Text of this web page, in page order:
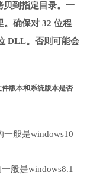
贝到指定目录。一
。确保对 32 位程
DLL。否则可能会
版本和系统版本是否
一般是windows10
般是windows8.1